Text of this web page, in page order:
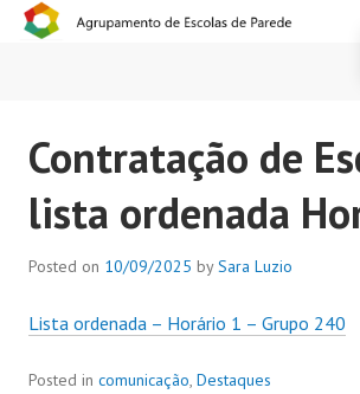
ESCOLAS DE
Contratação de
lista ordenada
Posted on 10/09/2025 bySara Luzio
Lista ordenada – Horário 1 – Grupo 240
Posted in comunicação, Destaques